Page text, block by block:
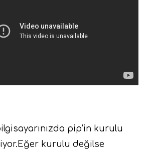
pip’in kurulu
kurulu değilse